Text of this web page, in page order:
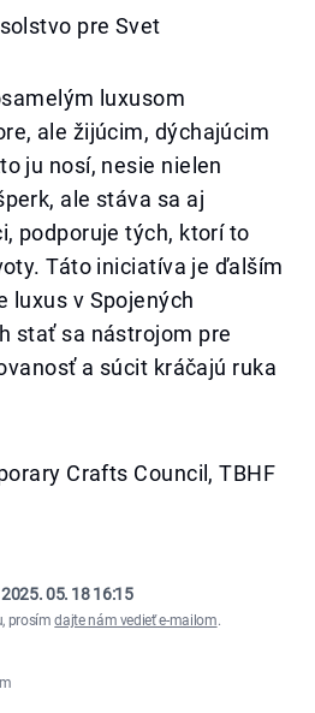
pre Svet
luxusom
ale žijúcim, dýchajúcim
ju nosí, nesie nielen
ale stáva sa aj
podporuje tých, ktorí to
Táto iniciatíva je ďalším
luxus v Spojených
stať sa nástrojom pre
a súcit kráčajú ruka
Crafts Council, TBHF
2025. 05. 18 16:15
prosímdajte nám vedieť e-mailom.